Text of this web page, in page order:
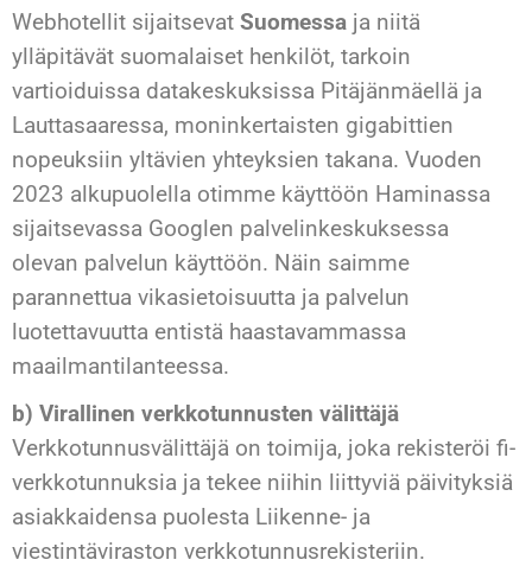
Webhotellit sijaitsevat Suomessa ja niitä
ylläpitävät suomalaiset henkilöt, tarkoin
vartioiduissa datakeskuksissa Pitäjänmäellä ja
Lauttasaaressa, moninkertaisten gigabittien
nopeuksiin yltävien yhteyksien takana. Vuoden
2023 alkupuolella otimme käyttöön Haminassa
sijaitsevassa Googlen palvelinkeskuksessa
olevan palvelun käyttöön. Näin saimme
parannettua vikasietoisuutta ja palvelun
luotettavuutta entistä haastavammassa
maailmantilanteessa.
b) Virallinen verkkotunnusten välittäjä
Verkkotunnusvälittäjä on toimija, joka rekisteröi fi-
verkkotunnuksia ja tekee niihin liittyviä päivityksiä
asiakkaidensa puolesta Liikenne- ja
viestintäviraston verkkotunnusrekisteriin.